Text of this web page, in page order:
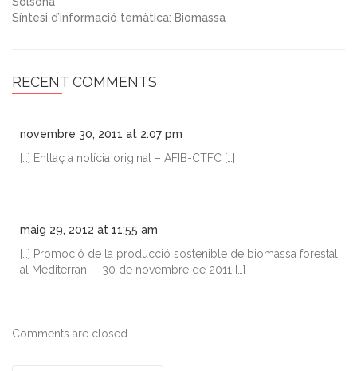
Síntesi d’informació temàtica: Biomassa
RECENT COMMENTS
novembre 30, 2011 at 2:07 pm
[…] Enllaç a notícia original – AFIB-CTFC […]
maig 29, 2012 at 11:55 am
[…] Promoció de la producció sostenible de biomassa forestal
al Mediterrani – 30 de novembre de 2011 […]
Comments are closed.